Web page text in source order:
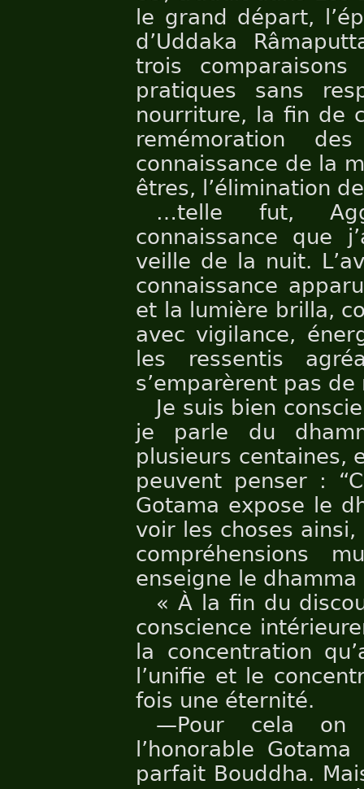
le grand départ,
d’Uddaka
trois
pratiques sans
nourriture, la fin de
remémoration
connaissance de la
êtres, l’élimination
…telle fut,
connaissance que
veille de la nuit.
connaissance
et la lumière brilla,
avec vigilance,
les ressentis
s’emparèrent pas
Je suis bien
je parle du
plusieurs centaines,
peuvent penser :
Gotama expose le
voir les choses
compréhensions
enseigne le
« À la fin du
conscience
la concentration
l’unifie et le
fois une éternité.
—Pour cela on
l’honorable
parfait Bouddha.